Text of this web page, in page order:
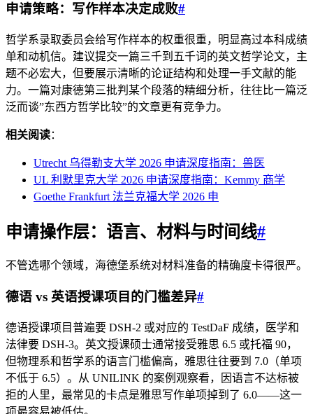
申请策略：写作样本决定成败#
哲学系录取委员会给写作样本的权重很重，明显高过本科成绩
单和动机信。建议提交一篇三千到五千词的英文哲学论文，主
题不必宏大，但要展示清晰的论证结构和处理一手文献的能
力。一篇对康德第三批判某个段落的精细分析，往往比一篇泛
泛而谈”东西方哲学比较”的文章更有竞争力。
相关阅读：
Utrecht 乌得勒支大学 2026 申请深度指南：兽医
UL 利默里克大学 2026 申请深度指南：Kemmy 商学
Goethe Frankfurt 法兰克福大学 2026 申
申请操作层：语言、材料与时间线#
不管选哪个领域，海德堡系统对材料准备的精确度卡得很严。
德语 vs 英语授课项目的门槛差异#
德语授课项目普遍要 DSH-2 或对应的 TestDaF 成绩，医学和
法律要 DSH-3。英文授课硕士通常接受雅思 6.5 或托福 90，
但物理系和哲学系的语言门槛偏高，雅思往往要到 7.0（单项
不低于 6.5）。从 UNILINK 的案例观察看，因语言不达标被
拒的人里，最常见的卡点是雅思写作单项掉到了 6.0——这一
项最容易被低估。